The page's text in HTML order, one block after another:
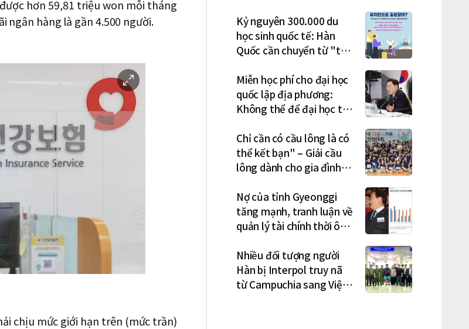
hơn 59,81 triệu won mỗi tháng
hàng là gần 4.500 người.
이
미
지
확
chịu mức giới hạn trên (mức trần)
Kỷ nguyên 300.000 du
học sinh quốc tế: Hàn
Quốc cần chuyển từ "thu
việc làm – định cư"
Miễn học phí cho đại học
quốc lập địa phương:
Không thể để đại học tư
Chỉ cần có cầu lông là có
thể kết bạn" – Giải cầu
lông dành cho gia đình
Nợ của tỉnh Gyeonggi
tăng mạnh, tranh luận về
quản lý tài chính thời ông
Nhiều đối tượng người
Hàn bị Interpol truy nã
từ Campuchia sang Việt